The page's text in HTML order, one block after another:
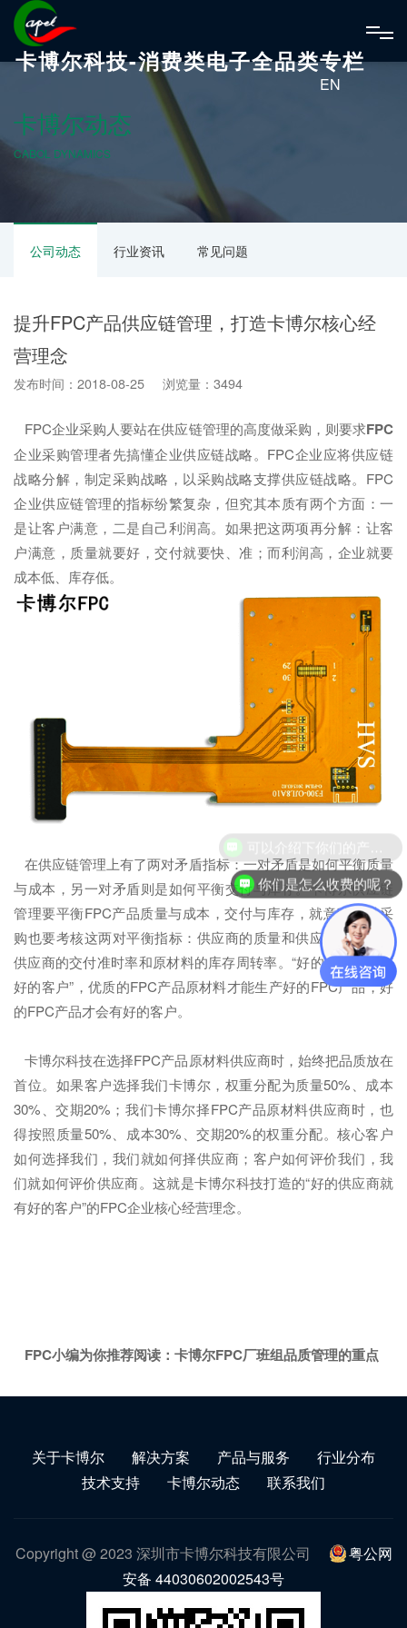
卡博尔科技-消费类电子全品类专栏
EN
卡博尔动态
CABOL DYNAMICS
公司动态 行业资讯 常见问题
提升FPC产品供应链管理，打造卡博尔核心经
营理念
发布时间：2018-08-25 浏览量：3494
FPC企业采购人要站在供应链管理的高度做采购，则要求FPC
企业采购管理者先搞懂企业供应链战略。FPC企业应将供应链
战略分解，制定采购战略，以采购战略支撑供应链战略。FPC
企业供应链管理的指标纷繁复杂，但究其本质有两个方面：一
是让客户满意，二是自己利润高。如果把这两项再分解：让客
户满意，质量就要好，交付就要快、准；而利润高，企业就要
成本低、库存低。
在供应链管理上有了两对矛盾指标：一对矛盾是如何平衡质量
与成本，另一对矛盾则是如何平衡交付与库存。卡博尔供应链
管理要平衡FPC产品质量与成本，交付与库存，就意味着对采
购也要考核这两对平衡指标：供应商的质量和供应商的成本；
供应商的交付准时率和原材料的库存周转率。“好的供应商就有
好的客户”，优质的FPC产品原材料才能生产好的FPC产品，好
的FPC产品才会有好的客户。
卡博尔科技在选择FPC产品原材料供应商时，始终把品质放在
首位。如果客户选择我们卡博尔，权重分配为质量50%、成本
30%、交期20%；我们卡博尔择FPC产品原材料供应商时，也
得按照质量50%、成本30%、交期20%的权重分配。核心客户
如何选择我们，我们就如何择供应商；客户如何评价我们，我
们就如何评价供应商。这就是卡博尔科技打造的“好的供应商就
有好的客户”的FPC企业核心经营理念。
FPC小编为你推荐阅读： 卡博尔FPC厂班组品质管理的重点
关于卡博尔 解决方案 产品与服务
行业分布
技术支持
卡博尔动态 联系我们
Copyright @ 2023 深圳市卡博尔科技有限公司
粤公网
安备 44030602002543号
你们是怎么收费的呢？